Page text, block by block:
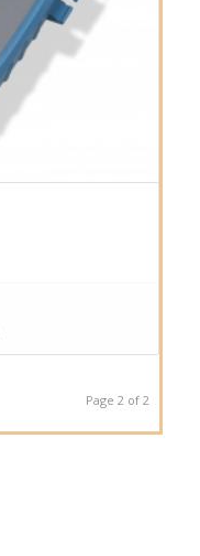
Page 2 of 2